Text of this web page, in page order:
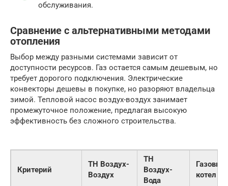
обслуживания.
Сравнение с альтернативными методами
отопления
Выбор между разными системами зависит от
доступности ресурсов. Газ остается самым дешевым, но
требует дорогого подключения. Электрические
конвекторы дешевы в покупке, но разоряют владельца
зимой. Тепловой насос воздух-воздух занимает
промежуточное положение, предлагая высокую
эффективность без сложного строительства.
Критерий
ТН Воздух-
Воздух
ТН
Воздух-
Вода
Газовый
котел